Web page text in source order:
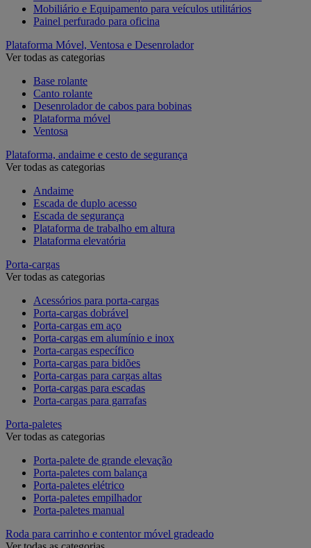
Mobiliário e Equipamento para veículos utilitários
Painel perfurado para oficina
Plataforma Móvel, Ventosa e Desenrolador
Ver todas as categorias
Base rolante
Canto rolante
Desenrolador de cabos para bobinas
Plataforma móvel
Ventosa
Plataforma, andaime e cesto de segurança
Ver todas as categorias
Andaime
Escada de duplo acesso
Escada de segurança
Plataforma de trabalho em altura
Plataforma elevatória
Porta-cargas
Ver todas as categorias
Acessórios para porta-cargas
Porta-cargas dobrável
Porta-cargas em aço
Porta-cargas em alumínio e inox
Porta-cargas específico
Porta-cargas para bidões
Porta-cargas para cargas altas
Porta-cargas para escadas
Porta-cargas para garrafas
Porta-paletes
Ver todas as categorias
Porta-palete de grande elevação
Porta-paletes com balança
Porta-paletes elétrico
Porta-paletes empilhador
Porta-paletes manual
Roda para carrinho e contentor móvel gradeado